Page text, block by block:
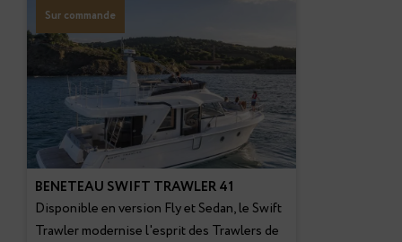
BENETEAU SWIFT TRAWLER 41
Disponible en version Fly et Sedan, le Swift
Trawler modernise l'esprit des Trawlers de
Sur commande